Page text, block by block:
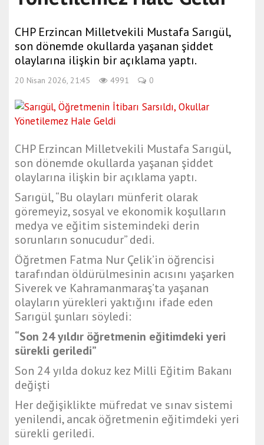
CHP Erzincan Milletvekili Mustafa Sarıgül,
son dönemde okullarda yaşanan şiddet
olaylarına ilişkin bir açıklama yaptı.
20 Nisan 2026, 21:45 4991 0
CHP Erzincan Milletvekili Mustafa Sarıgül,
son dönemde okullarda yaşanan şiddet
olaylarına ilişkin bir açıklama yaptı.
Sarıgül, “Bu olayları münferit olarak
göremeyiz, sosyal ve ekonomik koşulların
medya ve eğitim sistemindeki derin
sorunların sonucudur” dedi.
Öğretmen Fatma Nur Çelik’in öğrencisi
tarafından öldürülmesinin acısını yaşarken
Siverek ve Kahramanmaraş’ta yaşanan
olayların yürekleri yaktığını ifade eden
Sarıgül şunları söyledi:
“Son 24 yıldır öğretmenin eğitimdeki yeri
sürekli geriledi”
Son 24 yılda dokuz kez Milli Eğitim Bakanı
değişti
Her değişiklikte müfredat ve sınav sistemi
yenilendi, ancak öğretmenin eğitimdeki yeri
sürekli geriledi.